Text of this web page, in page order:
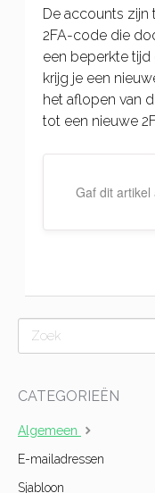
De accounts zijn
2FA-code die
een beperkte
krijg je een
het aflopen van
tot een nieuwe
Gaf dit
CATEGORIEËN
Algemeen
E-mailadressen
Sjabloon